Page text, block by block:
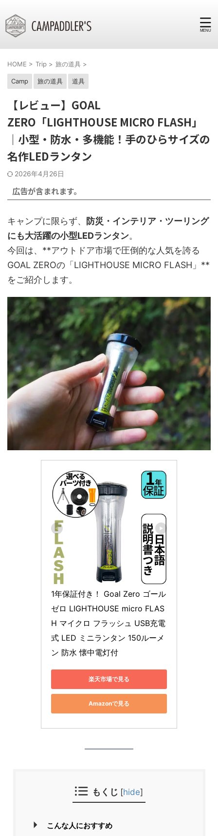
HOME > Trip > 旅の道具 >
Camp 旅の道具 道具
【レビュー】GOAL
ZERO「LIGHTHOUSE MICRO FLASH」
｜小型・防水・多機能！手のひらサイズの
名作LEDランタン
2026年4月26日
広告が含まれます。
キャンプに限らず、
防災・インテリア・ツーリング
にも大活躍の小型LEDランタン。
今回は、**アウトドア市場で圧倒的な人気を誇る
GOAL ZEROの「LIGHTHOUSE MICRO FLASH」**
をご紹介します。
1年保証付き！ Goal Zero ゴール
ゼロ LIGHTHOUSE micro FLAS
H マイクロ フラッシュ USB充電
式 LED ミニランタン 150ルーメ
ン 防水 懐中電灯付
楽天市場で見る
Amazonで見る
もくじ [hide]
こんな人におすすめ